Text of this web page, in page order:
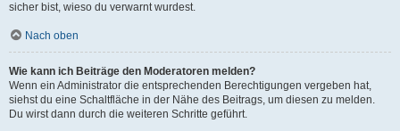
sicher bist, wieso du verwarnt wurdest.
Nach oben
Wie kann ich Beiträge den Moderatoren melden?
Wenn ein Administrator die entsprechenden Berechtigungen vergeben hat,
siehst du eine Schaltfläche in der Nähe des Beitrags, um diesen zu melden.
Du wirst dann durch die weiteren Schritte geführt.